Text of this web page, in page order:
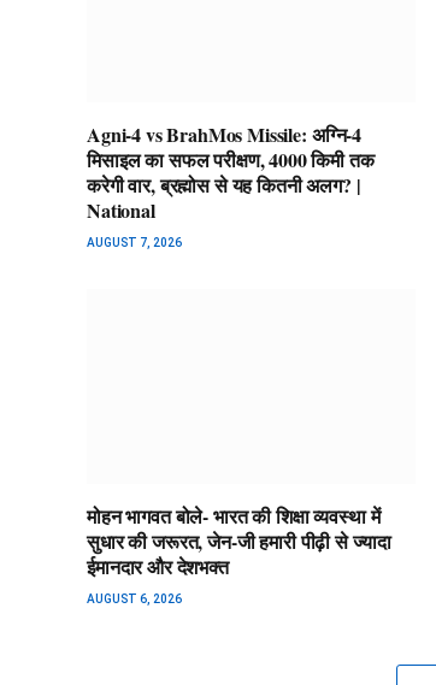
Agni-4 vs BrahMos Missile: अग्नि-4
मिसाइल का सफल परीक्षण, 4000 किमी तक
करेगी वार, ब्रह्मोस से यह कितनी अलग? |
National
AUGUST 7, 2026
मोहन भागवत बोले- भारत की शिक्षा व्यवस्था में
सुधार की जरूरत, जेन-जी हमारी पीढ़ी से ज्यादा
ईमानदार और देशभक्त
AUGUST 6, 2026